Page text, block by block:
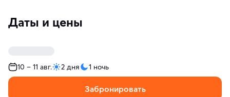
Даты и цены
10 – 11 авг. 2 дня 1 ночь
Забронировать